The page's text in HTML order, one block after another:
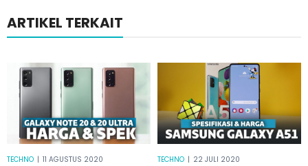
ARTIKEL TERKAIT
TECHNO | 11 AGUSTUS 2020 TECHNO | 22 JULI 2020